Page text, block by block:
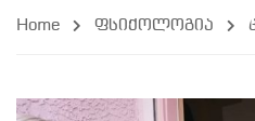
Home ფსიქოლოგია